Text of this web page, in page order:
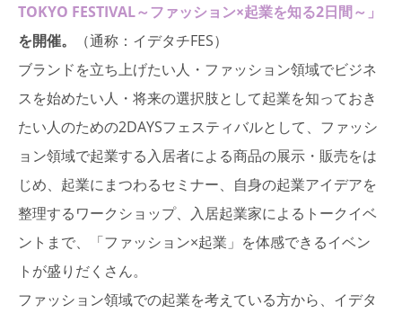
TOKYO FESTIVAL～ファッション×起業を知る2日間～」
を開催。
（通称：イデタチFES）
ブランドを立ち上げたい人・ファッション領域でビジネ
スを始めたい人・将来の選択肢として起業を知っておき
たい人のための2DAYSフェスティバルとして、ファッシ
ョン領域で起業する入居者による商品の展示・販売をは
じめ、起業にまつわるセミナー、自身の起業アイデアを
整理するワークショップ、入居起業家によるトークイベ
ントまで、「ファッション×起業」を体感できるイベン
トが盛りだくさん。
ファッション領域での起業を考えている方から、イデタ